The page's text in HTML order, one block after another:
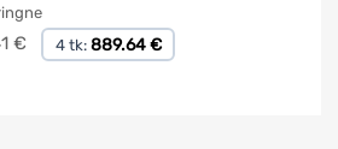
€ 4 tk: 889.64 €